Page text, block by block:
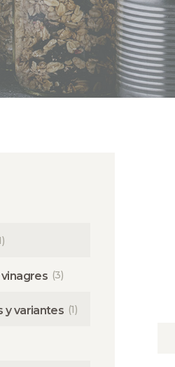
(3)
y variantes (1)